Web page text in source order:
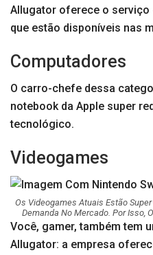
Allugator oferece o serviço
que estão disponíveis nas
Computadores
O carro-chefe dessa
notebook da Apple super
tecnológico.
Videogames
Os Videogames Atuais Estão
Demanda No Mercado. Por Isso,
Você, gamer, também tem
Allugator: a empresa